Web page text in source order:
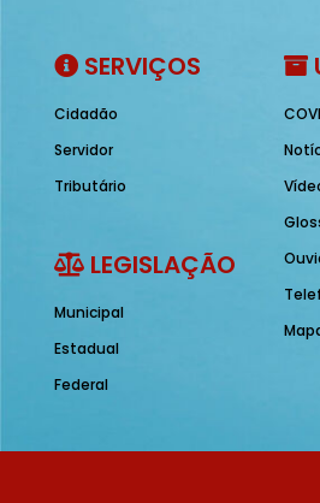
SERVIÇOS
Cidadão
Servidor
Tributário
LEGISLAÇÃO
Municipal
Estadual
Federal